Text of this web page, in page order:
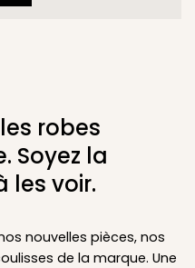
robes
Soyez la
les voir.
nouvelles pièces, nos
de la marque. Une